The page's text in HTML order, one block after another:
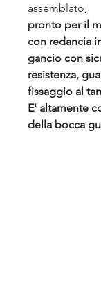
assemblato,
pronto per il
con redancia
gancio con
resistenza,
fissaggio al
E' altamente
della bocca